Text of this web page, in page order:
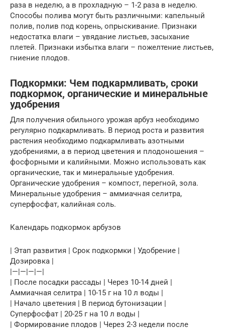
раза в неделю, а в прохладную – 1-2 раза в неделю.
Способы полива могут быть различными: капельный
полив, полив под корень, опрыскивание. Признаки
недостатка влаги – увядание листьев, засыхание
плетей. Признаки избытка влаги – пожелтение листьев,
гниение плодов.
Подкормки: Чем подкармливать, сроки
подкормок, органические и минеральные
удобрения
Для получения обильного урожая арбуз необходимо
регулярно подкармливать. В период роста и развития
растения необходимо подкармливать азотными
удобрениями, а в период цветения и плодоношения –
фосфорными и калийными. Можно использовать как
органические, так и минеральные удобрения.
Органические удобрения – компост, перегной, зола.
Минеральные удобрения – аммиачная селитра,
суперфосфат, калийная соль.
Календарь подкормок арбузов
| Этап развития | Срок подкормки | Удобрение |
Дозировка |
|—|—|—|—|
| После посадки рассады | Через 10-14 дней |
Аммиачная селитра | 10-15 г на 10 л воды |
| Начало цветения | В период бутонизации |
Суперфосфат | 20-25 г на 10 л воды |
| Формирование плодов | Через 2-3 недели после